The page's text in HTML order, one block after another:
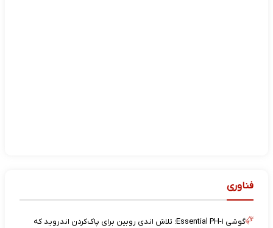
فناوری
گوشی Essential PH-۱؛ تلاش اندی روبین برای پاک‌کردن اندروید که